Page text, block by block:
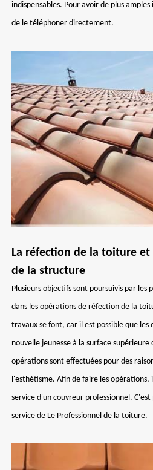
indispensables. Pour avoir de plus
de le téléphoner directement.
La réfection de la toiture et
de la structure
Plusieurs objectifs sont poursuivis par
dans les opérations de réfection de la
travaux se font, car il est possible que les
nouvelle jeunesse à la surface
opérations sont effectuées pour des
l'esthétisme. Afin de faire les
service d'un couvreur professionnel.
service de Le Professionnel de la toiture.